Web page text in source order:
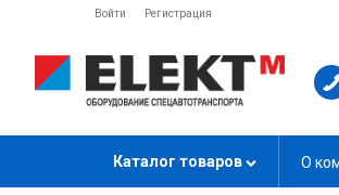
Войти Регистрация
Каталог товаров О